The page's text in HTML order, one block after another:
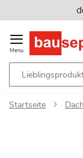
Inhalt
springen
Menu
Startseite Dach